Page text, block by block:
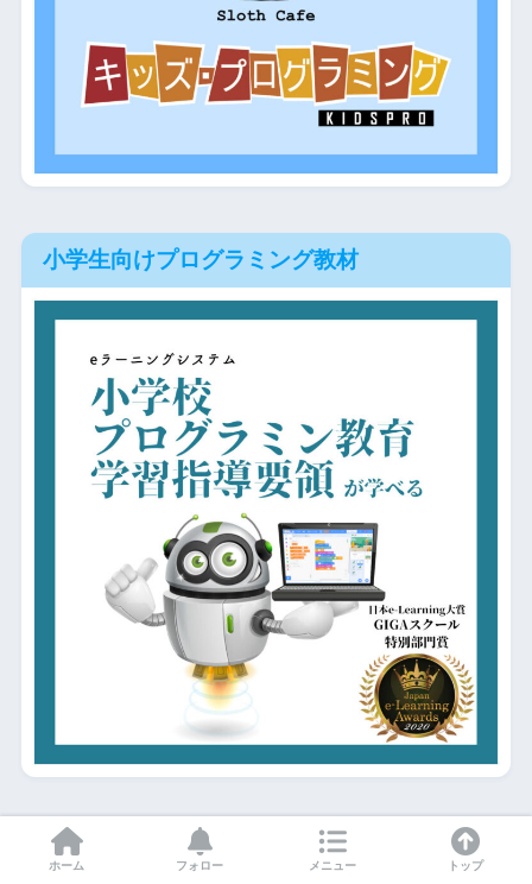
小学生向けプログラミング教材
幼稚園向けプログラミング教材
ホーム フォロー メニュー トップ